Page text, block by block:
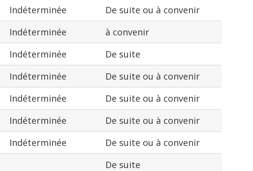
Indéterminée
De suite ou à convenir
Indéterminée
à convenir
Indéterminée
De suite
Indéterminée
De suite ou à convenir
Indéterminée
De suite ou à convenir
Indéterminée
De suite ou à convenir
Indéterminée
De suite ou à convenir
De suite